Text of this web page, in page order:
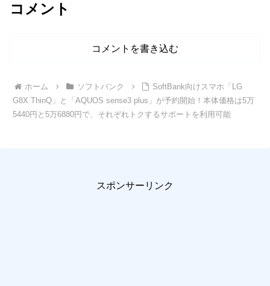
コメント
コメントを書き込む
ホーム ソフトバンク
SoftBank向けスマホ「LG
G8X ThinQ」と「AQUOS sense3 plus」が予約開始！本体価格は5万
5440円と5万6880円で、それぞれトクするサポートを利用可能
スポンサーリンク